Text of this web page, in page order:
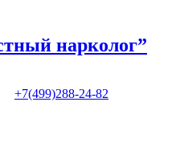
нарколог”
+7(499)288-24-82